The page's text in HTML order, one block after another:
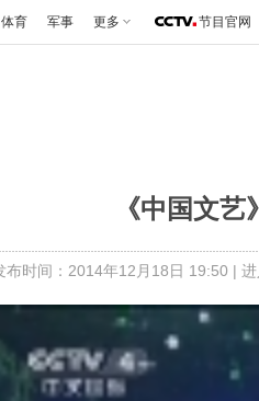
体育 军事 更多 节目官网
《中国文艺
布时间：2014年12月18日 19:50 |